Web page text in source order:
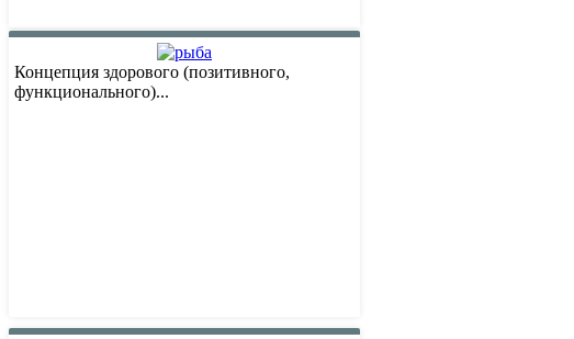
Концепция здорового (позитивного,
функционального)...